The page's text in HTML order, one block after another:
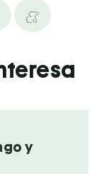
y